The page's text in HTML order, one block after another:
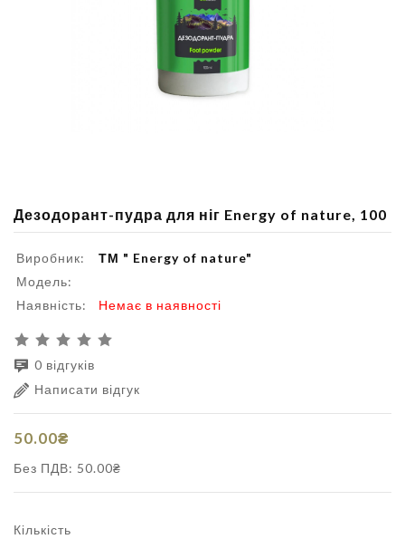
Дезодорант-пудра для ніг Energy of nature, 100
Виробник:
ТМ " Energy of nature"
Модель:
Наявність:
Немає в наявності
0 відгуків
Написати відгук
50.00₴
Без ПДВ: 50.00₴
Кількість